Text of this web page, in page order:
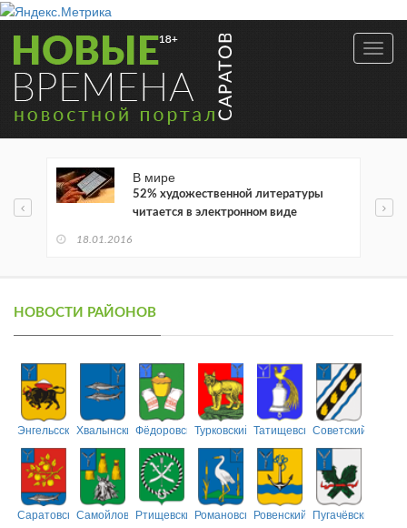
В мире
52% художественной литературы
читается в электронном виде
18.01.2016
НОВОСТИ РАЙОНОВ
ЭнгельсскийХвалынскийФёдоровскийТурковский ТатищевскийСоветский
СаратовскийСамойловскийРтищевскийРомановскийРовенский Пугачёвский